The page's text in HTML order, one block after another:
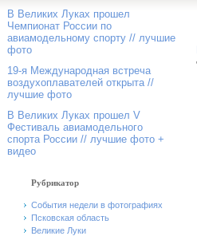
В Великих Луках прошел
Чемпионат России по
авиамодельному спорту // лучшие
фото
19-я Международная встреча
воздухоплавателей открыта //
лучшие фото
В Великих Луках прошел V
Фестиваль авиамодельного
спорта России // лучшие фото +
видео
Рубрикатор
События недели в фотографиях
Псковская область
Великие Луки